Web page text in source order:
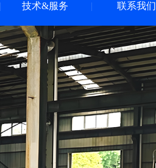
技术&服务 联系我们